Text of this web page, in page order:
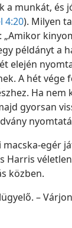
a munkát, és
4:20). Milyen
„Amikor
példányta
elején
A hét vége
Ha nem
gyorsan
egér
Harris
közben.
–